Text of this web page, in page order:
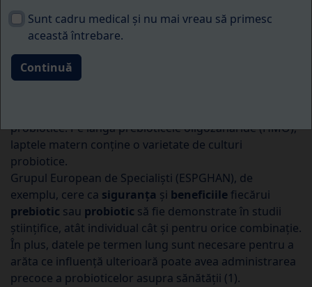
Studiul confirmă:
Probioticul HiPP este sigur
probiotice. Pe lângă prebioticele oligozaharide (HMO),
laptele matern conține o varietate de culturi
probiotice.
Grupul European de Specialiști (ESPGHAN), de
exemplu, cere ca siguranța și beneficiile fiecărui
prebiotic sau probiotic să fie demonstrate în studii
științifice, atât individual cât și pentru orice combinație.
În plus, datele pe termen lung sunt necesare pentru a
arăta ce influență ulterioară poate avea administrarea
precoce a probioticelor asupra sănătății (1).
Sunt cadru medical și nu mai vreau să primesc
această întrebare.